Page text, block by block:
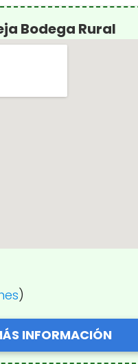
Bodega Rural
)
INFORMACIÓN